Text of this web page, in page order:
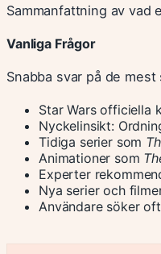
Sammanfattning av vad
Vanliga Frågor
Snabba svar på de
Star Wars officiella
Nyckelinsikt:
Tidiga serier som
Animationer som
Experter
Nya serier och
Användare söker